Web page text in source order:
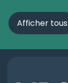
Afficher tous